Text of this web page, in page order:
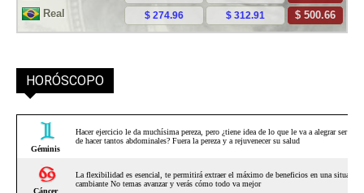
HORÓSCOPO